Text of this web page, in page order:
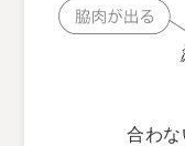
合わ